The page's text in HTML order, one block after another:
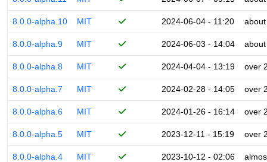
8.0.0-alpha.10 MIT 2024-06-04 - 11:20
8.0.0-alpha.9 MIT 2024-06-03 - 14:04
8.0.0-alpha.8 MIT 2024-04-04 - 13:19 over
8.0.0-alpha.7 MIT 2024-02-28 - 14:05 over
8.0.0-alpha.6 MIT 2024-01-26 - 16:14 over
8.0.0-alpha.5 MIT 2023-12-11 - 15:19 over
8.0.0-alpha.4 MIT 2023-10-12 - 02:06